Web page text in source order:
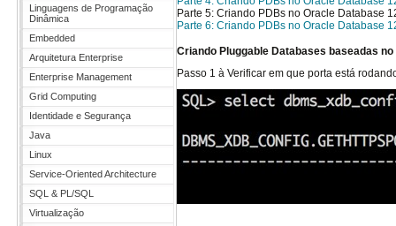
Linguagens de Programação
Dinâmica
Embedded
Arquitetura Enterprise
Enterprise Management
Grid Computing
Identidade e Segurança
Java
Linux
Service-Oriented Architecture
SQL & PL/SQL
Virtualização
Parte 5: Criando PDBs no Oracle Database
Parte 6: Criando PDBs no Oracle Database
Criando Pluggable Databases baseadas no
Passo 1 à Verificar em que porta está